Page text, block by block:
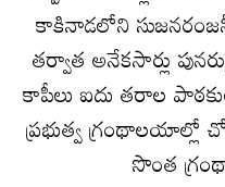
కాకినాడలోని
తర్వాత అనేకసార్లు
కాపీలు ఐదు తరాల
ప్రభుత్వ
సొంత